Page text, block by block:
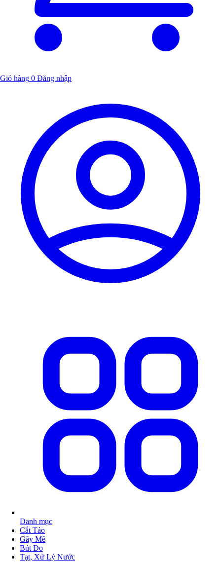
Giỏ hàng 0 Đăng nhập
Danh mục
Cắt Tảo
Gây Mê
Bút Đo
Tạt, Xử Lý Nước